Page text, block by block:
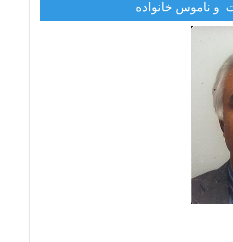
و ناموس خانواده